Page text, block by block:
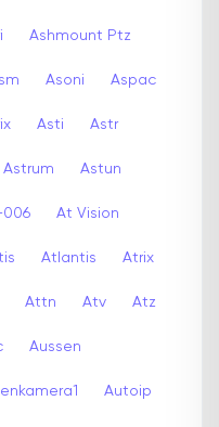
Ashmount Ptz
Asoni Aspac
Asti Astr
Astrum Astun
006 At Vision
Atlantis Atrix
Attn Atv Atz
Aussen
Autoip